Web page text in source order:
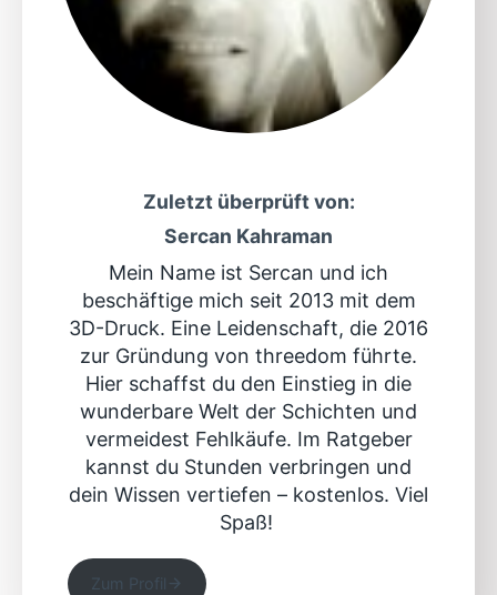
Zuletzt überprüft von:
Sercan Kahraman
Mein Name ist Sercan und ich
beschäftige mich seit 2013 mit dem
3D-Druck. Eine Leidenschaft, die 2016
zur Gründung von threedom führte.
Hier schaffst du den Einstieg in die
wunderbare Welt der Schichten und
vermeidest Fehlkäufe. Im Ratgeber
kannst du Stunden verbringen und
dein Wissen vertiefen – kostenlos. Viel
Spaß!
Zum Profil